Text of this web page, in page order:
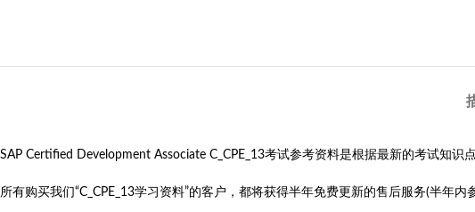
SAP Certified Development Associate C_CPE_13考试参考资料是根据最新的考试知
所有购买我们“C_CPE_13学习资料”的客户，都将获得半年免费更新的售后服务(半年